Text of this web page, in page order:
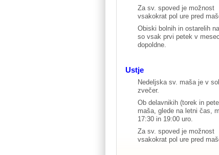
Za sv. spoved je možnost
vsakokrat pol ure pred
Obiski bolnih in ostarelih
so vsak prvi petek v
dopoldne.
Ustje
Nedeljska sv. maša je v
zvečer.
Ob delavnikih (torek in
maša, glede na letni čas,
17:30 in 19:00 uro.
Za sv. spoved je možnost
vsakokrat pol ure pred